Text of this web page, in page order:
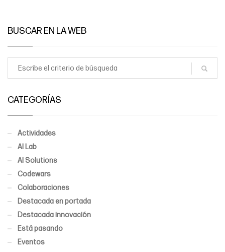
BUSCAR EN LA WEB
CATEGORÍAS
Actividades
AI Lab
AI Solutions
Codewars
Colaboraciones
Destacada en portada
Destacada innovación
Está pasando
Eventos